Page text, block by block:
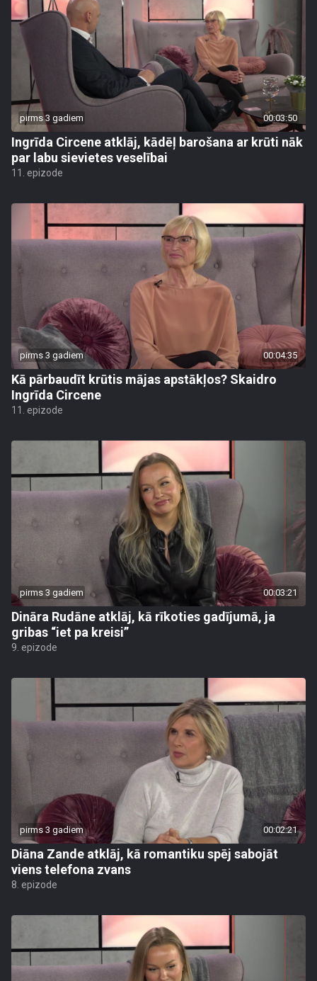
pirms 3 gadiem 00:03:50
Ingrīda Circene atklāj, kādēļ barošana ar krūti nāk
par labu sievietes veselībai
11. epizode
pirms 3 gadiem 00:04:35
Kā pārbaudīt krūtis mājas apstākļos? Skaidro
Ingrīda Circene
11. epizode
pirms 3 gadiem 00:03:21
Dināra Rudāne atklāj, kā rīkoties gadījumā, ja
gribas “iet pa kreisi”
9. epizode
pirms 3 gadiem 00:02:21
Diāna Zande atklāj, kā romantiku spēj sabojāt
viens telefona zvans
8. epizode